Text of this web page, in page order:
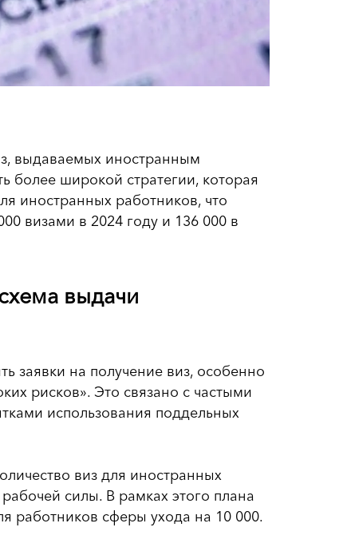
выдаваемых иностранным
более широкой стратегии, которая
иностранных работников, что
визами в 2024 году и 136 000 в
выдачи
заявки на получение виз, особенно
рисков». Это связано с частыми
использования поддельных
виз для иностранных
силы. В рамках этого плана
работников сферы ухода на 10 000.